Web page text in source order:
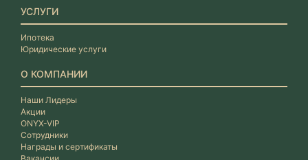
УСЛУГИ
Ипотека
Юридические услуги
О КОМПАНИИ
Наши Лидеры
Акции
ONYX-VIP
Сотрудники
Награды и сертификаты